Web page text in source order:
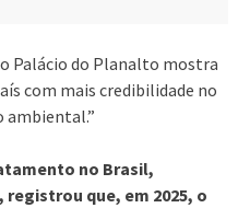
Palácio do Planalto mostra
com mais credibilidade no
ambiental.”
no Brasil,
que, em 2025, o